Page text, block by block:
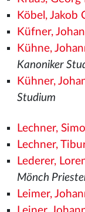
Köbel, Jakob
Küfner,
Kühne,
Kanoniker
Kühner,
Studium
Lechner,
Lechner,
Lederer,
Mönch
Leimer,